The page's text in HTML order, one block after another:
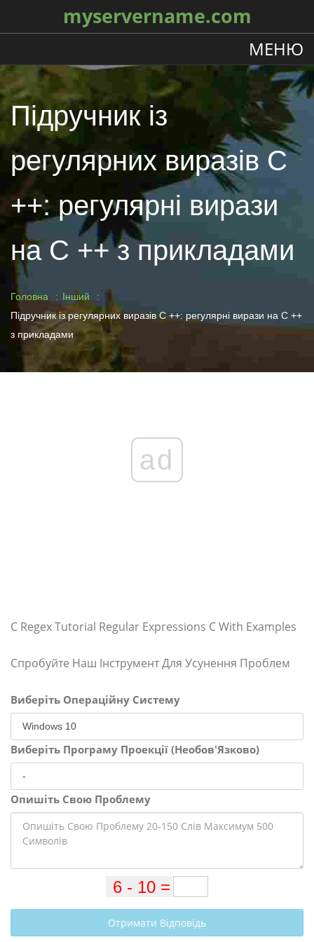
myservername.com
МЕНЮ
Підручник із
регулярних виразів C
++: регулярні вирази
на C ++ з прикладами
Головна
Інший
Підручник із регулярних виразів C ++: регулярні вирази на C ++
з прикладами
ad
C Regex Tutorial Regular Expressions C With Examples
Спробуйте Наш Інструмент Для Усунення Проблем
Виберіть Операційну Систему
Виберіть Програму Проекції (Необов'Язково)
Опишіть Свою Проблему
Отримати Відповідь